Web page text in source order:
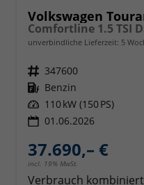
Volkswagen
unverbindliche Lieferzeit: 5
Fahrzeugnr. 347600
Kraftstoff Benzin
Leistung 110 kW (150 PS)
01.06.2026
37.690,– €
incl. 19% MwSt.
Verbrauch